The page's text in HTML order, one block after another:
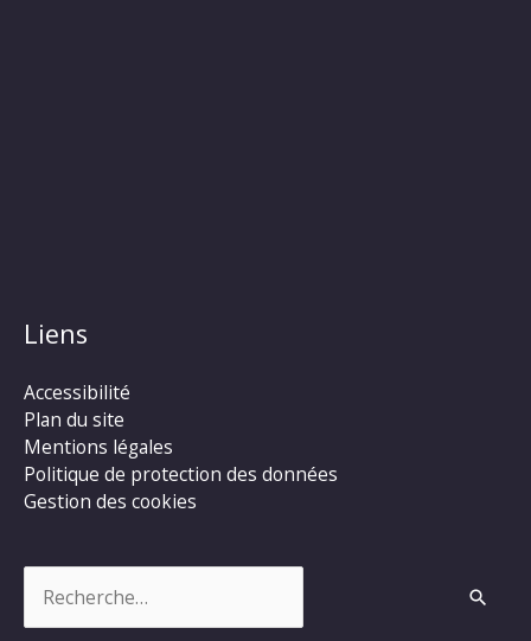
Liens
Accessibilité
Plan du site
Mentions légales
Politique de protection des données
Gestion des cookies